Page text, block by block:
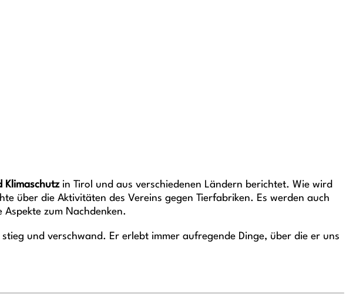
Klimaschutzin Tirol und aus verschiedenen Ländern berichtet. Wie wird
über die Aktivitäten des Vereins gegen Tierfabriken. Es werden auch
zum Nachdenken.
und verschwand. Er erlebt immer aufregende Dinge, über die er uns